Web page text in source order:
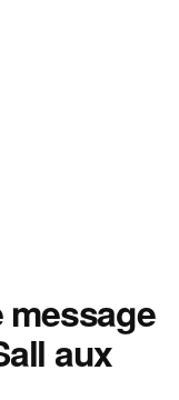
message
aux